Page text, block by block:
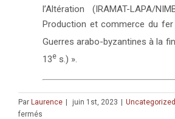
l’Altération (IRAMAT-LAPA/
Production et commerce du fer
Guerres arabo-byzantines à la
13e s.) ».
Par Laurence juin 1st, 2023 Uncategorized
fermés